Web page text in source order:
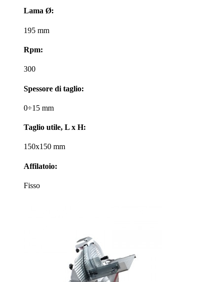
Lama Ø:
195 mm
Rpm:
300
Spessore di taglio:
0÷15 mm
Taglio utile, L x H:
150x150 mm
Affilatoio:
Fisso